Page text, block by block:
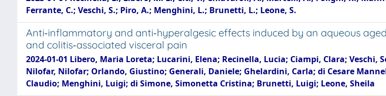
Ferrante, C.; Veschi, S.; Piro, A.; Menghini, L.; Brunetti, L.; Leone, S.
Anti‐inflammatory and anti‐hyperalgesic effects induced by an aqueous
and colitis‐associated visceral pain
2024-01-01 Libero, Maria Loreta; Lucarini, Elena; Recinella, Lucia; Ciampi, Clara;
Nilofar, Nilofar; Orlando, Giustino; Generali, Daniele; Ghelardini, Carla; di Cesare
Claudio; Menghini, Luigi; di Simone, Simonetta Cristina; Brunetti, Luigi; Leone, Sheila